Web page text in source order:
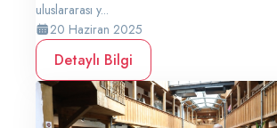
uluslararası y...
20 Haziran 2025
Detaylı Bilgi